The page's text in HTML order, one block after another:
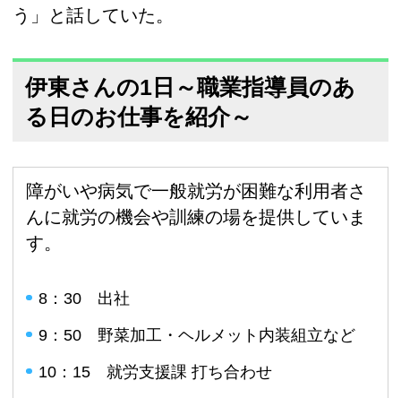
う」と話していた。
伊東さんの1日～職業指導員のあ
る日のお仕事を紹介～
障がいや病気で一般就労が困難な利用者さ
んに就労の機会や訓練の場を提供していま
す。
8：30 出社
9：50 野菜加工・ヘルメット内装組立など
10：15 就労支援課 打ち合わせ